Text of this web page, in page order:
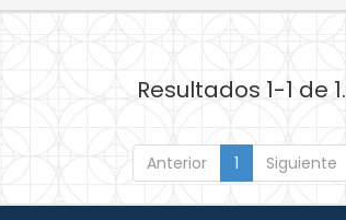
Resultados 1-1 de 1.
Anterior 1 Siguiente